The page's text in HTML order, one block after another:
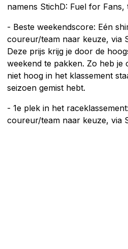
namens StichD: Fuel for Fans,
- Beste weekendscore: Eén
coureur/team naar keuze, via
Deze prijs krijg je door de
weekend te pakken. Zo heb je
niet hoog in het klassement
seizoen gemist hebt.
- 1e plek in het
coureur/team naar keuze, via